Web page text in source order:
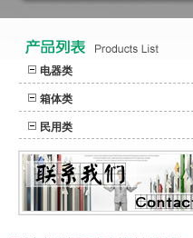
电器类
箱体类
民用类